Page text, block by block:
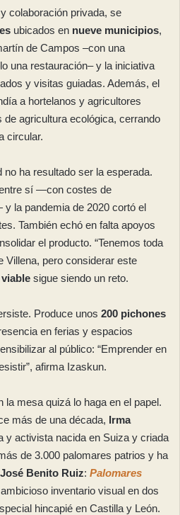
colaboración privada, se
ubicados en nueve municipios,
de Campos –con una
una restauración– y la iniciativa
y visitas guiadas. Además, el
a hortelanos y agricultores
agricultura ecológica, cerrando
circular.
no ha resultado ser la esperada.
sí —con costes de
la pandemia de 2020 cortó el
También echó en falta apoyos
el producto. “Tenemos toda
Villena, pero considerar este
sigue siendo un reto.
Produce unos 200 pichones
en ferias y espacios
al público: “Emprender en
afirma Izaskun.
la mesa quizá lo haga en el papel.
más de una década, Irma
y activista nacida en Suiza y criada
de 3.000 palomares patrios y ha
José Benito Ruiz: Palomares
inventario visual en dos
hincapié en Castilla y León.